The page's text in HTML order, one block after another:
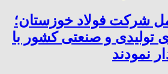
شرکت فولاد خوزستان؛
تولیدی و صنعتی کشور با
نمودند